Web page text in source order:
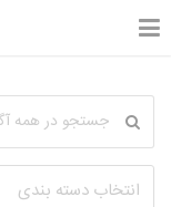
انتخاب دسته بندی